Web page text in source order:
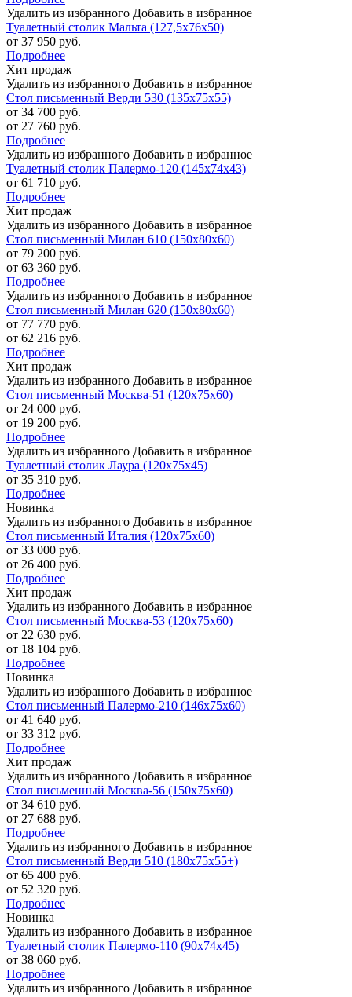
Удалить из избранного Добавить в избранное
Туалетный столик Мальта (127,5х76х50)
от 37 950 руб.
Подробнее
Хит продаж
Удалить из избранного Добавить в избранное
Стол письменный Верди 530 (135х75х55)
от 34 700 руб.
от 27 760 руб.
Подробнее
Удалить из избранного Добавить в избранное
Туалетный столик Палермо-120 (145х74х43)
от 61 710 руб.
Подробнее
Хит продаж
Удалить из избранного Добавить в избранное
Стол письменный Милан 610 (150х80х60)
от 79 200 руб.
от 63 360 руб.
Подробнее
Удалить из избранного Добавить в избранное
Стол письменный Милан 620 (150х80х60)
от 77 770 руб.
от 62 216 руб.
Подробнее
Хит продаж
Удалить из избранного Добавить в избранное
Стол письменный Москва-51 (120х75х60)
от 24 000 руб.
от 19 200 руб.
Подробнее
Удалить из избранного Добавить в избранное
Туалетный столик Лаура (120х75х45)
от 35 310 руб.
Подробнее
Новинка
Удалить из избранного Добавить в избранное
Стол письменный Италия (120х75х60)
от 33 000 руб.
от 26 400 руб.
Подробнее
Хит продаж
Удалить из избранного Добавить в избранное
Стол письменный Москва-53 (120х75х60)
от 22 630 руб.
от 18 104 руб.
Подробнее
Новинка
Удалить из избранного Добавить в избранное
Стол письменный Палермо-210 (146х75х60)
от 41 640 руб.
от 33 312 руб.
Подробнее
Хит продаж
Удалить из избранного Добавить в избранное
Стол письменный Москва-56 (150х75х60)
от 34 610 руб.
от 27 688 руб.
Подробнее
Удалить из избранного Добавить в избранное
Стол письменный Верди 510 (180х75х55+)
от 65 400 руб.
от 52 320 руб.
Подробнее
Новинка
Удалить из избранного Добавить в избранное
Туалетный столик Палермо-110 (90х74х45)
от 38 060 руб.
Подробнее
Удалить из избранного Добавить в избранное